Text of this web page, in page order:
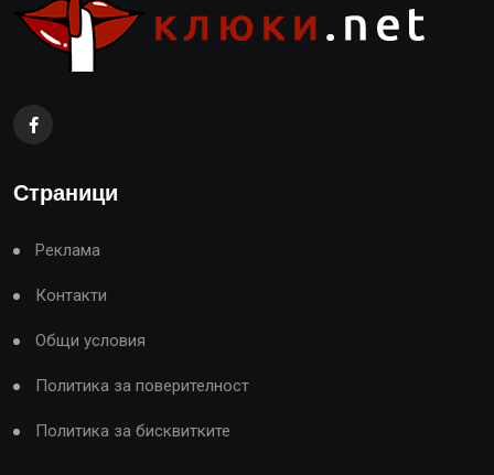
Страници
Реклама
Контакти
Общи условия
Политика за поверителност
Политика за бисквитките